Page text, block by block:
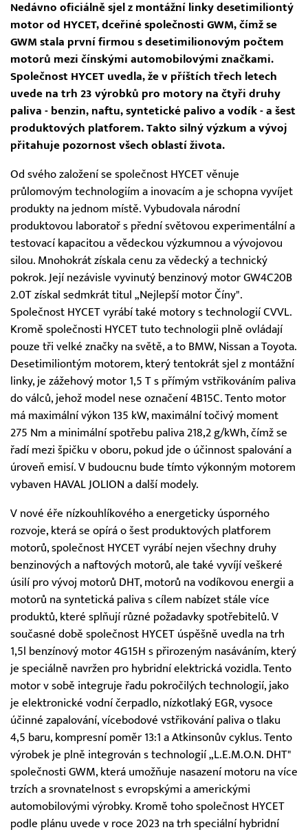
Nedávno oficiálně sjel z montážní linky desetimiliontý
motor od HYCET, dceřiné společnosti GWM, čímž se
GWM stala první firmou s desetimilionovým počtem
motorů mezi čínskými automobilovými značkami.
Společnost HYCET uvedla, že v příštích třech letech
uvede na trh 23 výrobků pro motory na čtyři druhy
paliva - benzin, naftu, syntetické palivo a vodík - a šest
produktových platforem. Takto silný výzkum a vývoj
přitahuje pozornost všech oblastí života.
Od svého založení se společnost HYCET věnuje
průlomovým technologiím a inovacím a je schopna vyvíjet
produkty na jednom místě. Vybudovala národní
produktovou laboratoř s přední světovou experimentální a
testovací kapacitou a vědeckou výzkumnou a vývojovou
silou. Mnohokrát získala cenu za vědecký a technický
pokrok. Její nezávisle vyvinutý benzinový motor GW4C20B
2.0T získal sedmkrát titul „Nejlepší motor Číny".
Společnost HYCET vyrábí také motory s technologií CVVL.
Kromě společnosti HYCET tuto technologii plně ovládají
pouze tři velké značky na světě, a to BMW, Nissan a Toyota.
Desetimiliontým motorem, který tentokrát sjel z montážní
linky, je zážehový motor 1,5 T s přímým vstřikováním paliva
do válců, jehož model nese označení 4B15C. Tento motor
má maximální výkon 135 kW, maximální točivý moment
275 Nm a minimální spotřebu paliva 218,2 g/kWh, čímž se
řadí mezi špičku v oboru, pokud jde o účinnost spalování a
úroveň emisí. V budoucnu bude tímto výkonným motorem
vybaven HAVAL JOLION a další modely.
V nové éře nízkouhlíkového a energeticky úsporného
rozvoje, která se opírá o šest produktových platforem
motorů, společnost HYCET vyrábí nejen všechny druhy
benzinových a naftových motorů, ale také vyvíjí veškeré
úsilí pro vývoj motorů DHT, motorů na vodíkovou energii a
motorů na syntetická paliva s cílem nabízet stále více
produktů, které splňují různé požadavky spotřebitelů. V
současné době společnost HYCET úspěšně uvedla na trh
1,5l benzínový motor 4G15H s přirozeným nasáváním, který
je speciálně navržen pro hybridní elektrická vozidla. Tento
motor v sobě integruje řadu pokročilých technologií, jako
je elektronické vodní čerpadlo, nízkotlaký EGR, vysoce
účinné zapalování, vícebodové vstřikování paliva o tlaku
4,5 baru, kompresní poměr 13:1 a Atkinsonův cyklus. Tento
výrobek je plně integrován s technologií „L.E.M.O.N. DHT"
společnosti GWM, která umožňuje nasazení motoru na více
trzích a srovnatelnost s evropskými a americkými
automobilovými výrobky. Kromě toho společnost HYCET
podle plánu uvede v roce 2023 na trh speciální hybridní